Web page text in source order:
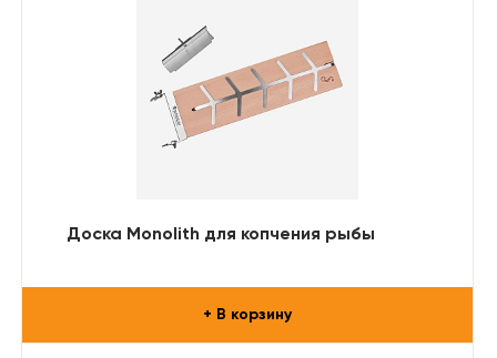
Доска Monolith для копчения рыбы
+ В корзину